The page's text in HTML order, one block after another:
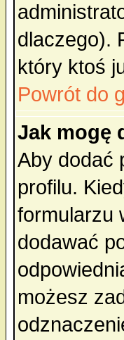
dlaczego).
który ktoś
Powrót do
Jak mogę
Aby dodać
profilu.
formularzu
dodawać
możesz